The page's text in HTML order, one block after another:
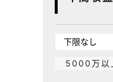
5000万以